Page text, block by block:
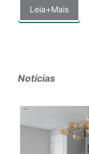
Leia+Mais
Notícias